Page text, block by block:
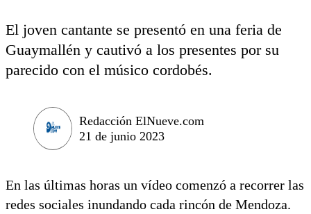
El joven cantante se presentó en una feria de
Guaymallén y cautivó a los presentes por su
parecido con el músico cordobés.
Redacción ElNueve.com
21 de junio 2023
En las últimas horas un vídeo comenzó a recorrer las
redes sociales inundando cada rincón de Mendoza.